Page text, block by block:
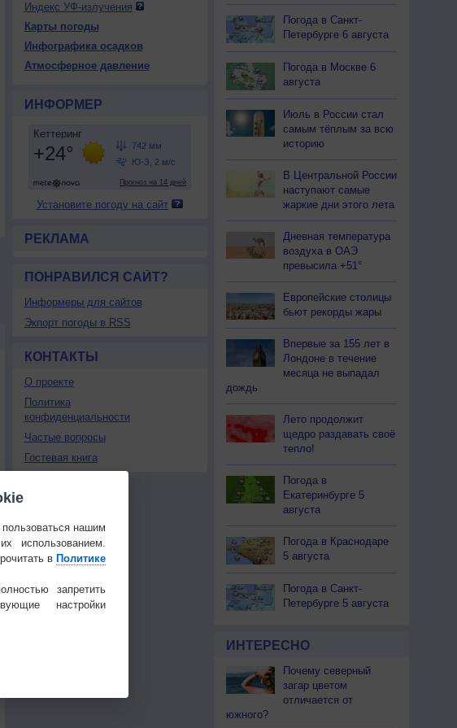
740
+20
С
1-3
740
+30
Ю
2-5
+27
С
+22
739
+32
52
Ю-З
+35
737
69
Ю-З
+30
739
+23
81
+23
739
+23
90
+22
Индекс УФ-излучения
Карты погоды
Инфографика осадков
Атмосферное давление
ИНФОРМЕР
Установите погоду на сайт
РЕКЛАМА
ПОНРАВИЛСЯ САЙТ?
Информеры для сайтов
Экпорт погоды в RSS
КОНТАКТЫ
О проекте
Политика
конфиденциальности
Частые вопросы
Гостевая книга
Погода в Санкт-
Петербурге 6 августа
Погода в Москве 6
августа
Июль в России стал
самым тёплым за всю
историю
В Центральной России
наступают самые
жаркие дни этого лета
Дневная температура
воздуха в ОАЭ
превысила +51°
Европейские столицы
бьют рекорды жары
Впервые за 155 лет в
Лондоне в течение
месяца не выпадал
дождь
Лето продолжит
щедро раздавать своё
тепло!
Погода в
Екатеринбурге 5
августа
Погода в Краснодаре
5 августа
Погода в Санкт-
Петербурге 5 августа
ИНТЕРЕСНО
Почему северный
загар цветом
отличается от
южного?
нашим
использованием.
в Политике
запретить
настройки